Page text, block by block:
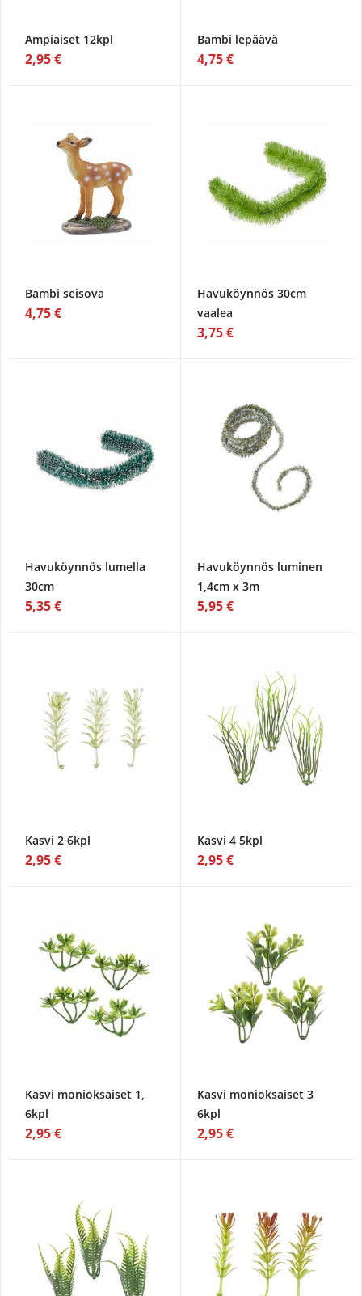
Ampiaiset 12kpl
2,95 €
Bambi lepäävä
4,75 €
Bambi seisova
4,75 €
Havuköynnös 30cm
vaalea
3,75 €
Havuköynnös lumella
30cm
5,35 €
Havuköynnös luminen
1,4cm x 3m
5,95 €
Kasvi 2 6kpl
2,95 €
Kasvi 4 5kpl
2,95 €
Kasvi monioksaiset 1,
6kpl
2,95 €
Kasvi monioksaiset 3
6kpl
2,95 €